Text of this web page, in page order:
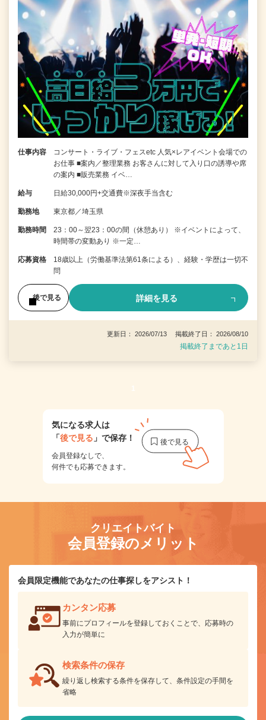
仕事内容
コンサート・ライブ・フェスetc 人気×レアイベント会場での
お仕事 ■案内／整理業務 お客さんに対して入り口の誘導や席
の案内 ■販売業務 イベ…
給与 日給30,000円+交通費※深夜手当含む
勤務地 東京都／埼玉県
勤務時間
23：00～翌23：00の間（休憩あり） ※イベントによって、
時間帯の変動あり ※一定…
応募資格
18歳以上（労働基準法第61条による）、経験・学歴は一切不
問
後で見る 詳細を見る
更新日： 2026/07/13 掲載終了日： 2026/08/10
掲載終了まであと1日
1
気になる求人は
「後で見る 」で保存！
会員登録なしで、
何件でも応募できます。
クリエイトバイト
会員登録のメリット
会員限定機能であなたの仕事探しをアシスト！
カンタン応募
事前にプロフィールを登録しておくことで、応募時の
入力が簡単に
検索条件の保存
繰り返し検索する条件を保存して、条件設定の手間を
省略